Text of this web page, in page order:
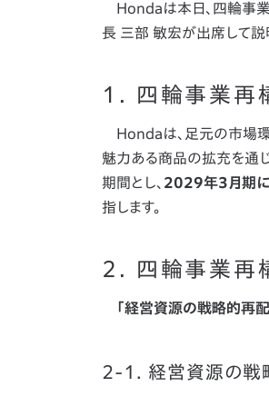
Hondaは本日、四輪事
長 三部 敏宏が出席して説
1. 四輪事業再
Hondaは、足元の市場環
魅力ある商品の拡充を通
期間とし、 2029年3月期に
指します。
2. 四輪事業再
「経営資源の戦略的再
2-1. 経営資源の戦